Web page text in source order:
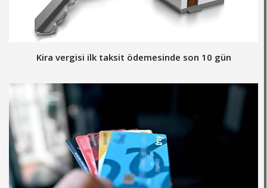
Kira vergisi ilk taksit ödemesinde son 10 gün